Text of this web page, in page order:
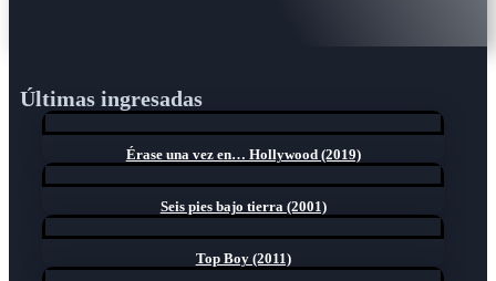
Últimas ingresadas
Érase una vez en… Hollywood (2019)
Seis pies bajo tierra (2001)
Top Boy (2011)